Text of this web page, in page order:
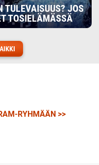
TULEVAISUUS? JOS
TOSIELÄMÄSSÄ
RYHMÄÄN >>